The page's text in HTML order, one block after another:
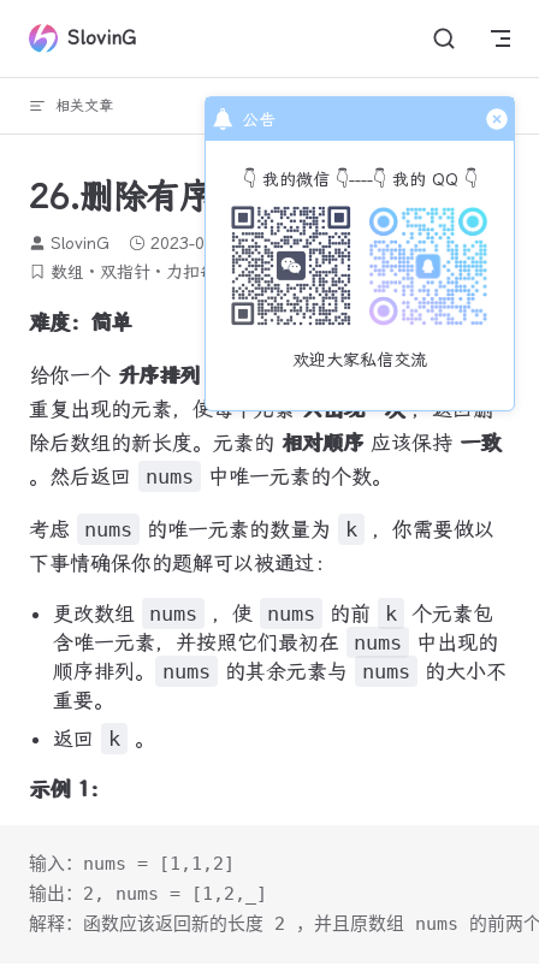
公告
👇 我的微信 👇----👇 我的 QQ 👇
欢迎大家私信交流
Skip to content
SlovinG
相关文章 回到顶部
26.删除有序数据中的重复项
SlovinG 2023-07-02 995 个字
4 分钟
数组
双指针 力扣每日一题
难度：简单
给你一个 升序排列 nums ，请你
重复出现的元素，使每个元素只出现一次，返回删
除后数组的新长度。元素的 相对顺序 应该保持 一致
。然后返回
nums 中唯一元素的个数。
考虑 nums 的唯一元素的数量为 k
，你需要做以
下事情确保你的题解可以被通过：
更改数组 nums ，使 nums 的前 k 个元素包
含唯一元素，并按照它们最初在
nums
中出现的
顺序排列。
nums 的其余元素与 nums
的大小不
重要。
返回
k 。
示例 1：
输入：nums = [1,1,2]
输出：2, nums = [1,2,_]
解释：函数应该返回新的长度 2 ，并且原数组 nums 的前两